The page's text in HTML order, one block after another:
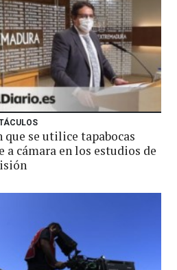
que se utilice tapabocas
a cámara en los estudios de